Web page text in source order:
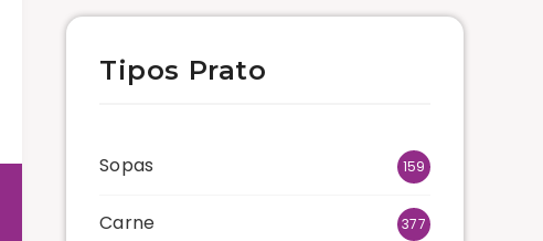
Tipos Prato
Sopas 159
Carne 377